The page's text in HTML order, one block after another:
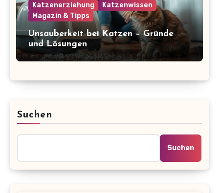
Katzenerziehung
Katzenwissen
Magazin & Tipps
Unsauberkeit bei Katzen – Gründe
und Lösungen
Suchen
Suchen